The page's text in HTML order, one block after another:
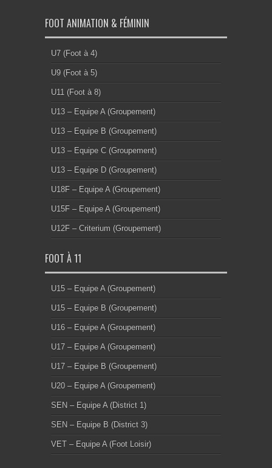
FOOT ANIMATION & FÉMININ
U7 (Foot à 4)
U9 (Foot à 5)
U11 (Foot à 8)
U13 – Equipe A (Groupement)
U13 – Equipe B (Groupement)
U13 – Equipe C (Groupement)
U13 – Equipe D (Groupement)
U18F – Equipe A (Groupement)
U15F – Equipe A (Groupement)
U12F – Criterium (Groupement)
FOOT À 11
U15 – Equipe A (Groupement)
U15 – Equipe B (Groupement)
U16 – Equipe A (Groupement)
U17 – Equipe A (Groupement)
U17 – Equipe B (Groupement)
U20 – Equipe A (Groupement)
SEN – Equipe A (District 1)
SEN – Equipe B (District 3)
VET – Equipe A (Foot Loisir)